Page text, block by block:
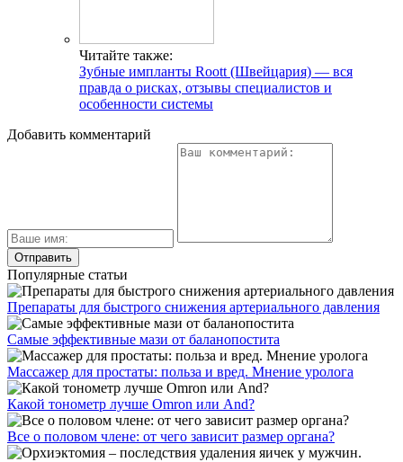
Читайте также:
Зубные импланты Roott (Швейцария) — вся
правда о рисках, отзывы специалистов и
особенности системы
Добавить комментарий
Популярные статьи
Препараты для быстрого снижения артериального давления
Самые эффективные мази от баланопостита
Массажер для простаты: польза и вред. Мнение уролога
Какой тонометр лучше Omron или And?
Все о половом члене: от чего зависит размер органа?